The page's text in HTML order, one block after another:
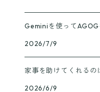
Geminiを使ってAGOG
2026/7/9
家事を助けてくれるの
2026/6/9